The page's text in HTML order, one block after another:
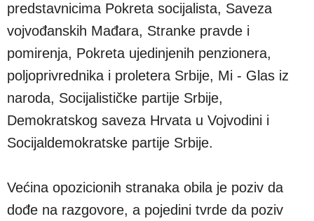
predstavnicima Pokreta socijalista, Saveza
vojvođanskih Mađara, Stranke pravde i
pomirenja, Pokreta ujedinjenih penzionera,
poljoprivrednika i proletera Srbije, Mi - Glas iz
naroda, Socijalističke partije Srbije,
Demokratskog saveza Hrvata u Vojvodini i
Socijaldemokratske partije Srbije.
Većina opozicionih stranaka obila je poziv da
dođe na razgovore, a pojedini tvrde da poziv